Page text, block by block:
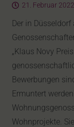
21. Februar 2022
Der in Düsseldorf
„Klaus Novy
Bewerbungen
Ermuntert
Wohnprojekte.